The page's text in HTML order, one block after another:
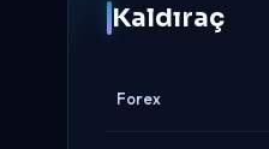
Kaldıraç
Forex